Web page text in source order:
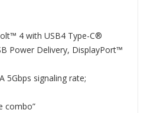
4 with USB4 Type-C®
Power Delivery, DisplayPort™
5Gbps signaling rate;
combo”